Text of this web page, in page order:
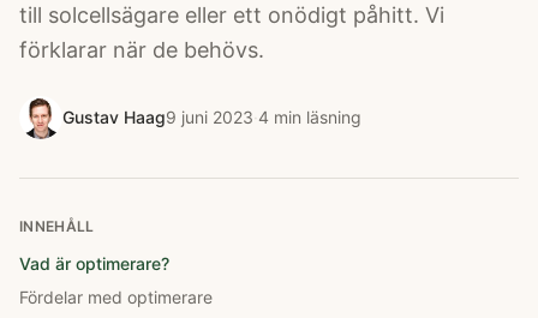
till solcellsägare eller ett onödigt påhitt. Vi
förklarar när de behövs.
Gustav Haag9 juni 2023·4 min läsning
INNEHÅLL
Vad är optimerare?
Fördelar med optimerare